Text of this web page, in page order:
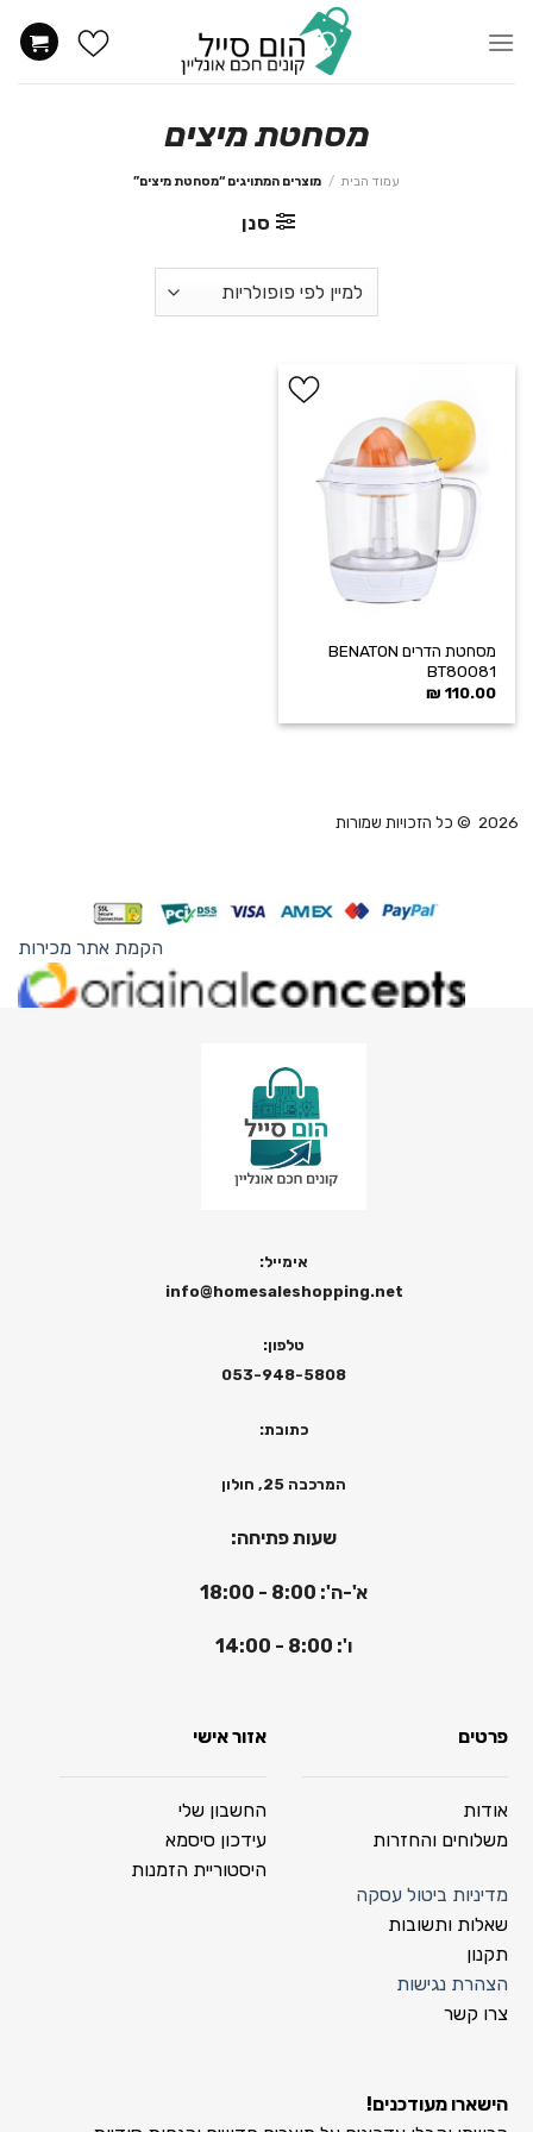
מסחטת מיצים
עמוד הבית / מוצרים המתויגים “מסחטת מיצים”
סנן
ל
WISHLIST
מסחטת הדרים BENATON
BT80081
110.00
₪
הקמת אתר מכירות
אימייל:
info@homesaleshopping.net
טלפון:
053-948-5808
כתובת:
המרכבה 25, חולון
שעות פתיחה:
א'-ה': 8:00 - 18:00
ו': 8:00 - 14:00
פרטים
אודות
משלוחים והחזרות
מדיניות ביטול עסקה
שאלות ותשובות
תקנון
הצהרת נגישות
צרו קשר
אזור אישי
החשבון שלי
עידכון סיסמא
היסטוריית הזמנות
הישארו מעודכנים!